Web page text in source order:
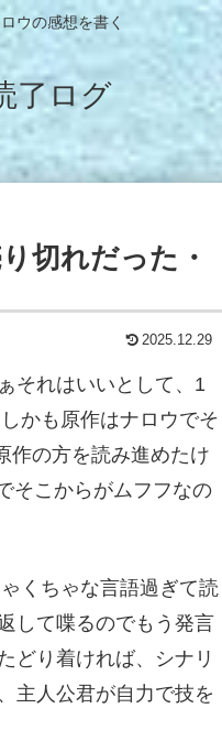
ウの感想を書く
了ログ
切れだった・
2025.12.29
それはいいとして、1
かも原作はナロウでそ
作の方を読み進めたけ
そこからがムフフなの
くちゃな言語過ぎて読
して喋るのでもう発言
どり着ければ、シナリ
主人公君が自力で技を